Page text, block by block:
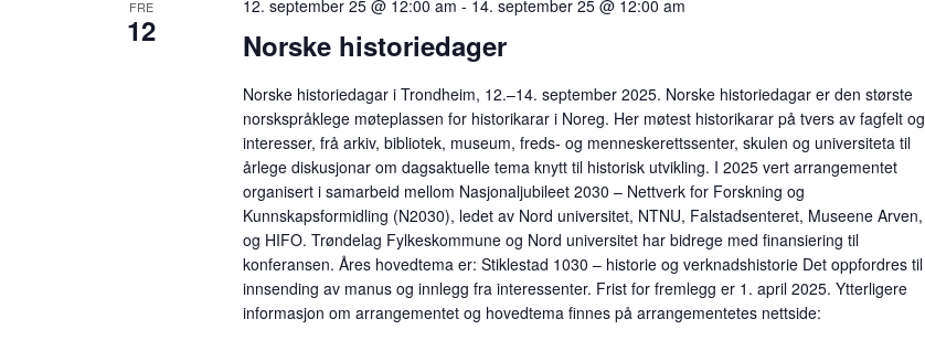
Navigation
FRE
12 Norske historiedager
12. september 25 @ 12:00 am - 14. september 25 @ 12:00 am
Norske historiedagar i Trondheim, 12.–14. september 2025. Norske historiedagar er den største
norskspråklege møteplassen for historikarar i Noreg. Her møtest historikarar på tvers av fagfelt og
interesser, frå arkiv, bibliotek, museum, freds- og menneskerettssenter, skulen og universiteta til
årlege diskusjonar om dagsaktuelle tema knytt til historisk utvikling. I 2025 vert arrangementet
organisert i samarbeid mellom Nasjonaljubileet 2030 – Nettverk for Forskning og
Kunnskapsformidling (N2030), ledet av Nord universitet, NTNU, Falstadsenteret, Museene Arven,
og HIFO. Trøndelag Fylkeskommune og Nord universitet har bidrege med finansiering til
konferansen. Åres hovedtema er: Stiklestad 1030 – historie og verknadshistorie Det oppfordres til
innsending av manus og innlegg fra interessenter. Frist for fremlegg er 1. april 2025. Ytterligere
informasjon om arrangementet og hovedtema finnes på arrangementetes nettside: